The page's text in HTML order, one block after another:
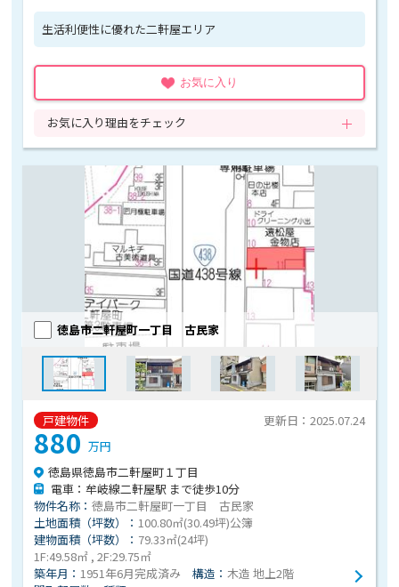
生活利便性に優れた二軒屋エリア
お気に入り
お気に入り理由をチェック
戸建物件
徳島市二軒屋町一丁目 古民家
更新日：2025.07.24
880万円
徳島県徳島市二軒屋町１丁目
電車：牟岐線二軒屋駅 まで徒歩10分
物件名称：徳島市二軒屋町一丁目 古民家
土地面積（坪数）：100.80㎡(30.49坪)公簿
建物面積（坪数）： 79.33㎡(24坪)
1F:49.58㎡ , 2F:29.75㎡
築年月：1951年6月完成済み 構造：木造 地上2階